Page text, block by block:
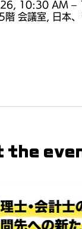
10:30 AM –
会議室, 日本
the